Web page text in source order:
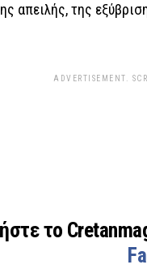
απειλής, της
ADVERTISEMENT.
το